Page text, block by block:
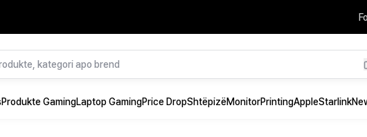
Produkte GamingLaptop GamingPrice DropShtëpizëMonitorPrintingAppleStarlink